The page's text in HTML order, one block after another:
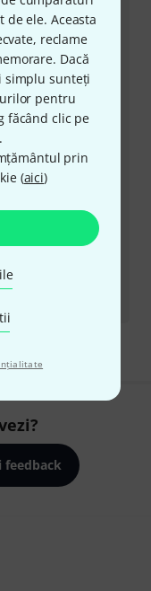
de ele. Aceasta
reclame
Dacă
simplu sunteți
pentru
făcând clic pe
prin
(aici)